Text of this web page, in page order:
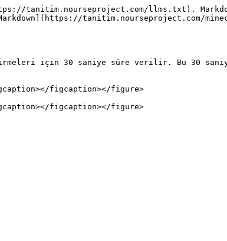
tanitim.nourseproject.com/llms.txt).
tanitim.nourseproject.com/
için 30 saniye süre verilir. Bu 30
figcaption></figure>